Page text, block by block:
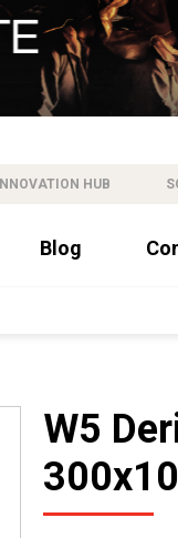
INNOVATION HUB
Blog
W5